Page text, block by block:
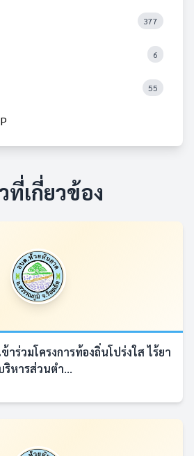
377
6
55
ที่เกี่ยวข้อง
าร่วมโครงการท้องถิ่นโปร่งใส ไร้ยา
ริหารส่วนตำ...